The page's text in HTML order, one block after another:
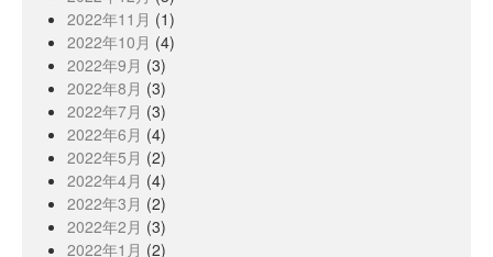
2022年11月 (1)
2022年10月 (4)
2022年9月 (3)
2022年8月 (3)
2022年7月 (3)
2022年6月 (4)
2022年5月 (2)
2022年4月 (4)
2022年3月 (2)
2022年2月 (3)
2022年1月 (2)